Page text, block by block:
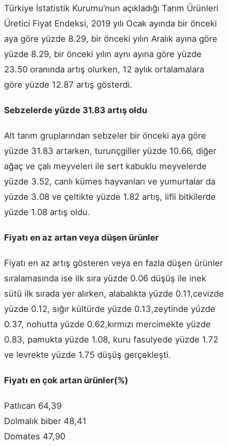
Türkiye İstatistik Kurumu’nun açıkladığı Tarım Ürünleri
Üretici Fiyat Endeksi, 2019 yılı Ocak ayında bir önceki
aya göre yüzde 8.29, bir önceki yılın Aralık ayına göre
yüzde 8.29, bir önceki yılın aynı ayına göre yüzde
23.50 oranında artış olurken, 12 aylık ortalamalara
göre yüzde 12.87 artış gösterdi.
Sebzelerde yüzde 31.83 artış oldu
Alt tarım gruplarından sebzeler bir önceki aya göre
yüzde 31.83 artarken, turunçgiller yüzde 10.66, diğer
ağaç ve çalı meyveleri ile sert kabuklu meyvelerde
yüzde 3.52, canlı kümes hayvanları ve yumurtalar da
yüzde 3.08 ve çeltikte yüzde 1.82 artış, lifli bitkilerde
yüzde 1.08 artış oldu.
Fiyatı en az artan veya düşen ürünler
Fiyatı en az artış gösteren veya en fazla düşen ürünler
sıralamasında ise ilk sıra yüzde 0.06 düşüş ile inek
sütü ilk sırada yer alırken, alabalıkta yüzde 0.11,cevizde
yüzde 0.12, sığır kültürde yüzde 0.13,zeytinde yüzde
0.37, nohutta yüzde 0.62,kırmızı mercimekte yüzde
0.83, pamukta yüzde 1.08, kuru fasulyede yüzde 1.72
ve levrekte yüzde 1.75 düşüş gerçekleşti.
Fiyatı en çok artan ürünler(%)
Patlıcan 64,39
Dolmalık biber 48,41
Domates 47,90